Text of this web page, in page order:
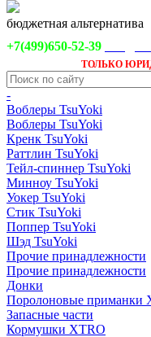
бюджетная альтернатива
+7(499)650-52-39
ТОЛЬКО
-
Воблеры TsuYoki
Воблеры TsuYoki
Кренк TsuYoki
Раттлин TsuYoki
Тейл-спиннер TsuYoki
Минноу TsuYoki
Уокер TsuYoki
Стик TsuYoki
Поппер TsuYoki
Шэд TsuYoki
Прочие принадлежности
Прочие принадлежности
Донки
Поролоновые приманки
Запасные части
Кормушки XTRO